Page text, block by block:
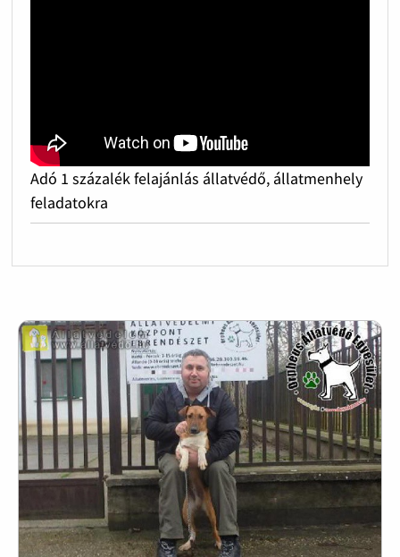
Adó 1 százalék felajánlás állatvédő, állatmenhely
feladatokra